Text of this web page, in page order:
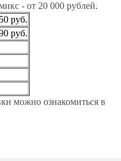
- от 20 000 рублей.
руб.
руб.
можно ознакомиться в